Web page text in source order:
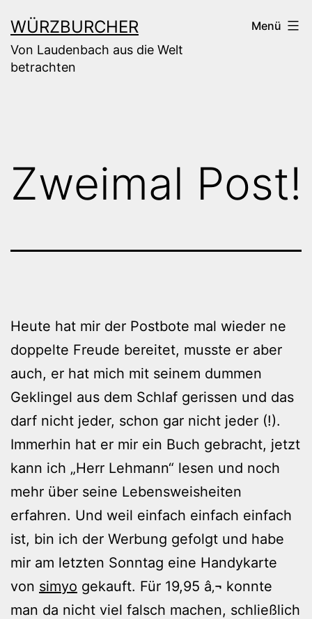
Inhalt
springen
WÜRZBURCHER
Von Laudenbach aus die Welt
betrachten
Menü
Zweimal Post!
Heute hat mir der Postbote mal wieder ne
doppelte Freude bereitet, musste er aber
auch, er hat mich mit seinem dummen
Geklingel aus dem Schlaf gerissen und das
darf nicht jeder, schon gar nicht jeder (!).
Immerhin hat er mir ein Buch gebracht, jetzt
kann ich „Herr Lehmann“ lesen und noch
mehr über seine Lebensweisheiten
erfahren. Und weil einfach einfach einfach
ist, bin ich der Werbung gefolgt und habe
mir am letzten Sonntag eine Handykarte
von simyo gekauft. Für 19,95 â‚¬ konnte
man da nicht viel falsch machen, schließlich